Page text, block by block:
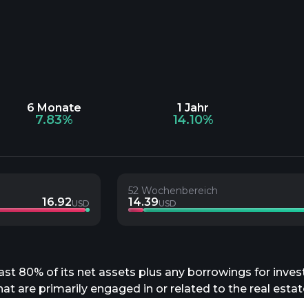
6 Monate
7.83%
1 Jahr
14.10%
16.92USD
52 Wochenbereich
14.39USD
80% of its net assets plus any borrowings for
are primarily engaged in or related to the real